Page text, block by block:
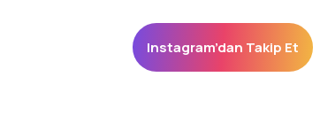
Instagram’dan Takip Et